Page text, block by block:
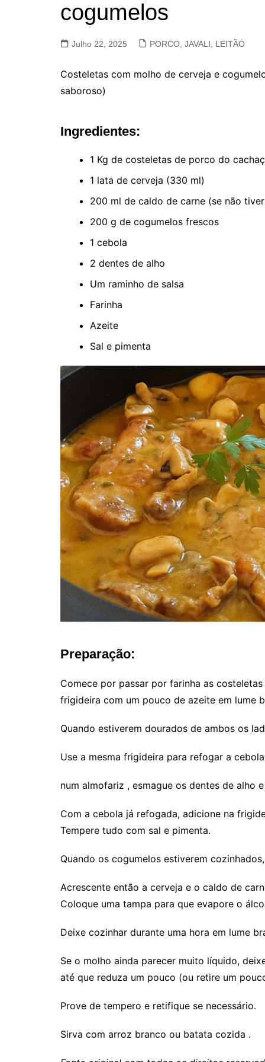
VACA, VITELA, NOVILHO
cogumelos
Julho 22, 2025 PORCO, JAVALI, LEITÃO
Costeletas com molho de cerveja e
saboroso)
Ingredientes:
1 Kg de costeletas de porco do
1 lata de cerveja (330 ml)
200 ml de caldo de carne (se não
200 g de cogumelos frescos
1 cebola
2 dentes de alho
Um raminho de salsa
Farinha
Azeite
Sal e pimenta
Preparação:
Comece por passar por farinha as
frigideira com um pouco de azeite em lume
Quando estiverem dourados de ambos os
Use a mesma frigideira para refogar a
num almofariz , esmague os dentes de alho e
Com a cebola já refogada, adicione na
Tempere tudo com sal e pimenta.
Quando os cogumelos estiverem
Acrescente então a cerveja e o caldo de
Coloque uma tampa para que evapore o
Deixe cozinhar durante uma hora em lume
Se o molho ainda parecer muito líquido,
até que reduza um pouco (ou retire um
Prove de tempero e retifique se necessário.
Sirva com arroz branco ou batata cozida .